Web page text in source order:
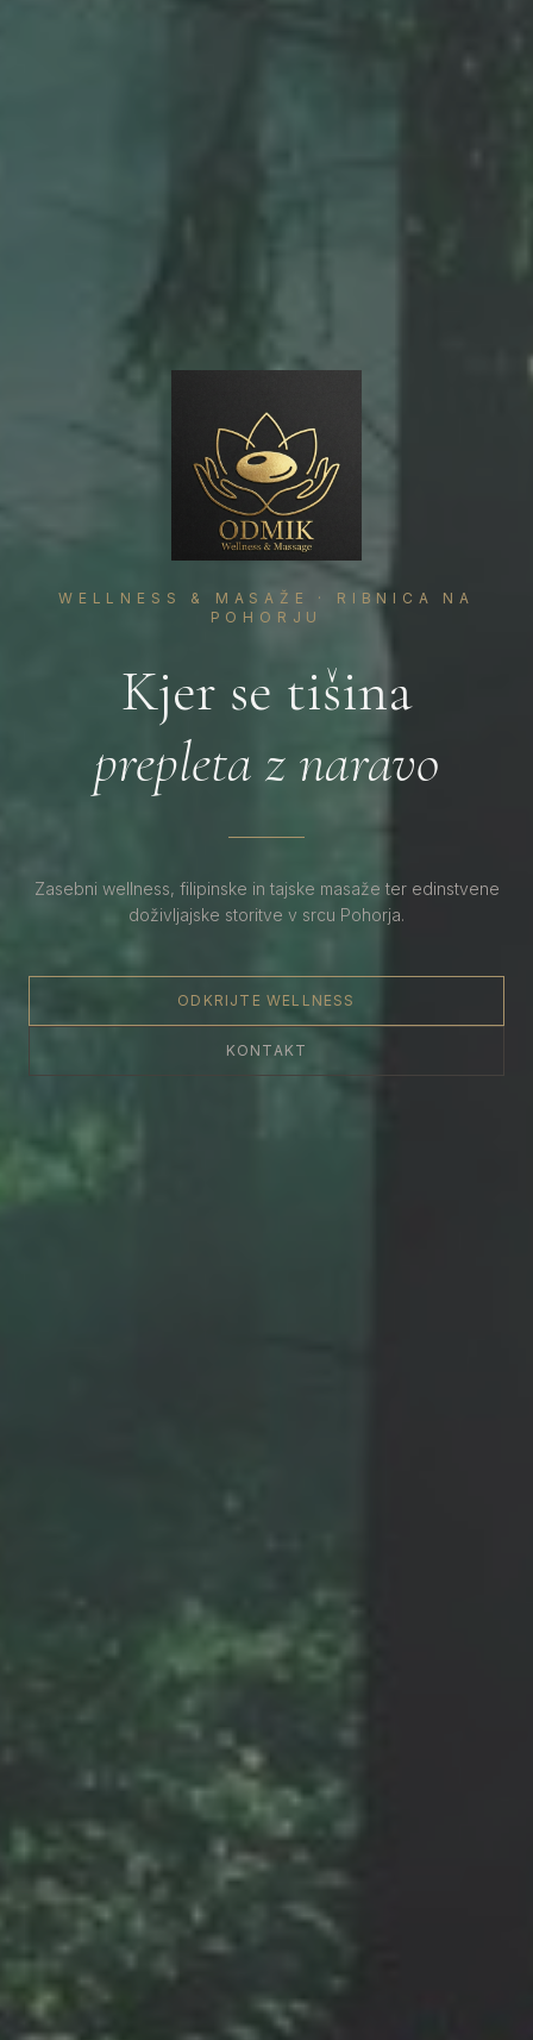
WELLNESS & MASAŽE · RIBNICA NA
POHORJU
Kjer se tišina
prepleta z naravo
Zasebni wellness, filipinske in tajske masaže ter edinstvene
doživljajske storitve v srcu Pohorja.
ODKRIJTE WELLNESS
KONTAKT